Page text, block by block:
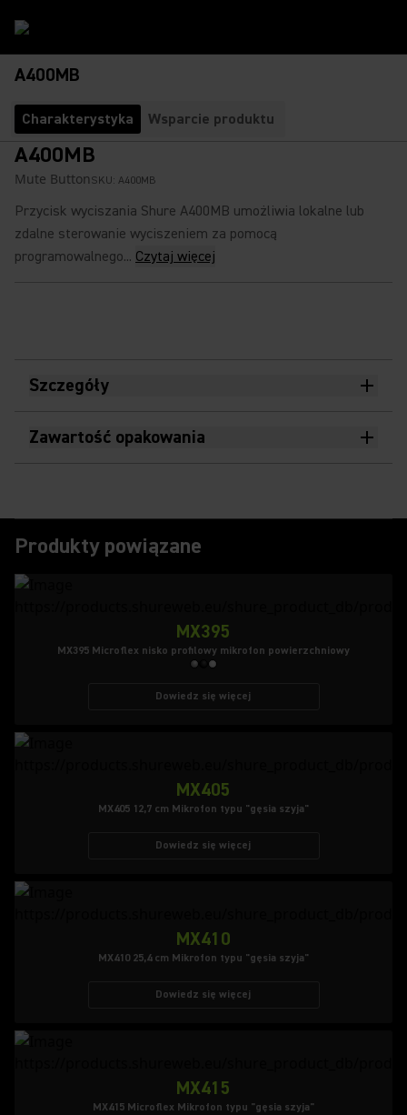
A400MB
Charakterystyka Wsparcie produktu
A400MB
Mute Button SKU: A400MB
Przycisk wyciszania Shure A400MB umożliwia lokalne lub
zdalne sterowanie wyciszeniem za pomocą
programowalnego... Czytaj więcej
Szczegóły
Zawartość opakowania
Produkty powiązane
MX395
MX395 Microflex nisko profilowy mikrofon powierzchniowy
Dowiedz się więcej
MX405
MX405 12,7 cm Mikrofon typu "gęsia szyja"
Dowiedz się więcej
MX410
MX410 25,4 cm Mikrofon typu "gęsia szyja"
Dowiedz się więcej
MX415
MX415 Microflex Mikrofon typu "gęsia szyja"